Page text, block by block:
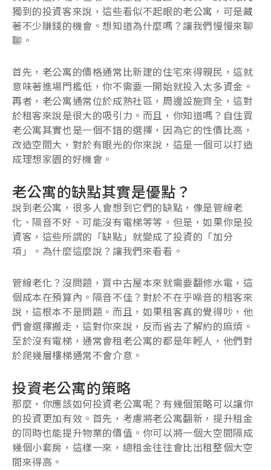
獨到的投資客來說，這些看似不起眼的老公寓，可是藏
著不少賺錢的機會。想知道為什麼嗎？讓我們慢慢來聊
聊。
首先，老公寓的價格通常比新建的住宅來得親民，這就
意味著進場門檻低，你不需要一開始就投入太多資金。
再者，老公寓通常位於成熟社區，周邊設施齊全，這對
於租客來說是很大的吸引力。而且，你知道嗎？自住買
老公寓其實也是一個不錯的選擇，因為它的性價比高，
改造空間大，對於有眼光的你來說，這是一個可以打造
成理想家園的好機會。
老公寓的缺點其實是優點？
說到老公寓，很多人會想到它們的缺點，像是管線老
化、隔音不好、可能沒有電梯等等。但是，如果你是投
資客，這些所謂的「缺點」就變成了投資的「加分
項」。為什麼這麼說？讓我們來看看。
管線老化？沒問題，買中古屋本來就需要翻修水電，這
個成本在預算內。隔音不佳？對於不在乎噪音的租客來
說，這根本不是問題。而且，如果租客真的覺得吵，他
們會選擇搬走，這對你來說，反而省去了解約的麻煩。
至於沒有電梯，通常會租老公寓的都是年輕人，他們對
於爬幾層樓梯通常不會介意。
投資老公寓的策略
那麼，你應該如何投資老公寓呢？有幾個策略可以讓你
的投資更加有效。首先，考慮將老公寓翻新，提升租金
的同時也能提升物業的價值。你可以將一個大空間隔成
幾個小套房，這樣一來，總租金往往會比出租整個大空
間來得高。